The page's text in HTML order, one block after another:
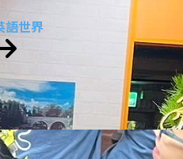
語世界